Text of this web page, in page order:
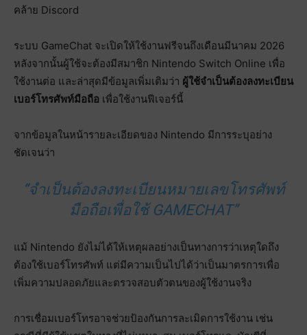
คล้าย Discord
ระบบ GameChat จะเปิดให้ใช้งานฟรีจนถึงเดือนมีนาคม 2026
หลังจากนั้นผู้ใช้จะต้องมีสมาชิก Nintendo Switch Online เพื่อ
ใช้งานต่อ และล่าสุดมีข้อมูลเพิ่มเติมว่า ผู้ใช้จำเป็นต้องลงทะเบียน
เบอร์โทรศัพท์มือถือ เพื่อใช้งานฟีเจอร์นี้
จากข้อมูลในหน้ารายละเอียดของ Nintendo มีการระบุอย่าง
ชัดเจนว่า
“จำเป็นต้องลงทะเบียนหมายเลขโทรศัพท์
มือถือเพื่อใช้ GAMECHAT”
แม้ Nintendo ยังไม่ได้ให้เหตุผลอย่างเป็นทางการว่าเหตุใดถึง
ต้องใช้เบอร์โทรศัพท์ แต่มีความเป็นไปได้ว่าเป็นมาตรการเพื่อ
เพิ่มความปลอดภัยและตรวจสอบตัวตนของผู้ใช้งานจริง
การเชื่อมเบอร์โทรอาจช่วยป้องกันการละเมิดการใช้งาน เช่น